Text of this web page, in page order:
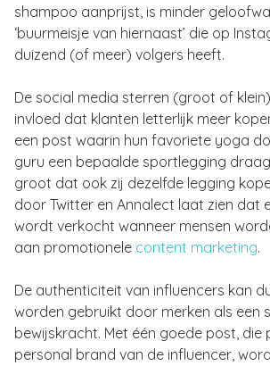
shampoo aanprijst, is minder
‘buurmeisje van hiernaast’ die op
duizend (of meer) volgers heeft.
De social media sterren (groot of
invloed dat klanten letterlijk meer
een post waarin hun favoriete yoga
guru een bepaalde sportlegging
groot dat ook zij dezelfde legging
door Twitter en Annalect laat zien dat
wordt verkocht wanneer mensen
aan promotionele content marketing.
De authenticiteit van influencers kan
worden gebruikt door merken als een
bewijskracht. Met één goede post, die
personal brand van de influencer,